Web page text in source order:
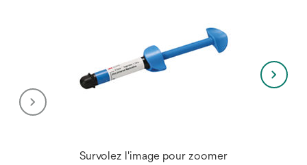
Survolez l'image pour zoomer